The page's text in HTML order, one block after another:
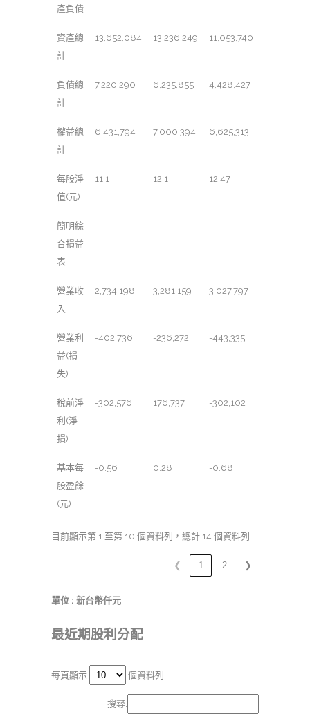
產負債
資產總
計
13,652,084 13,236,249 11,053,740
負債總
計
7,220,290 6,235,855 4,428,427
權益總
計
6,431,794 7,000,394 6,625,313
每股淨
值(元)
11.1 12.1 12.47
簡明綜
合損益
表
營業收
入
2,734,198 3,281,159 3,027,797
營業利
益(損
失)
-402,736 -236,272 -443,335
稅前淨
利(淨
損)
-302,576 176,737 -302,102
基本每
股盈餘
(元)
-0.56 0.28 -0.68
目前顯示第 1 至第 10 個資料列，總計 14 個資料列
❮ 1 2 ❯
單位 : 新台幣仟元
最近期股利分配
每頁顯示 個資料列
搜尋: